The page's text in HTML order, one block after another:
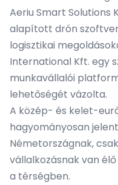
Aeriu Smart Solutions
alapított drón
logisztikai
International Kft. egy
munkavállalói
lehetőségét vázolta.
A közép- és kelet-
hagyományosan
Németországnak,
vállalkozásnak van
a térségben.